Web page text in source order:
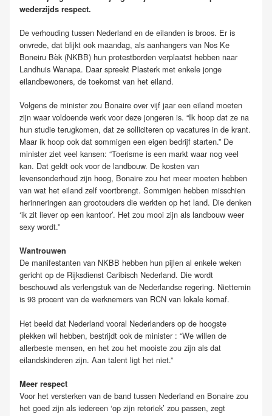
wederzijds respect.
De verhouding tussen Nederland en de eilanden is broos. Er is
onvrede, dat blijkt ook maandag, als aanhangers van Nos Ke
Boneiru Bèk (NKBB) hun protestborden verplaatst hebben naar
Landhuis Wanapa. Daar spreekt Plasterk met enkele jonge
eilandbewoners, de toekomst van het eiland.
Volgens de minister zou Bonaire over vijf jaar een eiland moeten
zijn waar voldoende werk voor deze jongeren is. “Ik hoop dat ze na
hun studie terugkomen, dat ze solliciteren op vacatures in de krant.
Maar ik hoop ook dat sommigen een eigen bedrijf starten.” De
minister ziet veel kansen: “Toerisme is een markt waar nog veel
kan. Dat geldt ook voor de landbouw. De kosten van
levensonderhoud zijn hoog, Bonaire zou het meer moeten hebben
van wat het eiland zelf voortbrengt. Sommigen hebben misschien
herinneringen aan grootouders die werkten op het land. Die denken
‘ik zit liever op een kantoor’. Het zou mooi zijn als landbouw weer
sexy wordt.”
Wantrouwen
De manifestanten van NKBB hebben hun pijlen al enkele weken
gericht op de Rijksdienst Caribisch Nederland. Die wordt
beschouwd als verlengstuk van de Nederlandse regering. Niettemin
is 93 procent van de werknemers van RCN van lokale komaf.
Het beeld dat Nederland vooral Nederlanders op de hoogste
plekken wil hebben, bestrijdt ook de minister : “We willen de
allerbeste mensen, en het zou het mooiste zou zijn als dat
eilandskinderen zijn. Aan talent ligt het niet.”
Meer respect
Voor het versterken van de band tussen Nederland en Bonaire zou
het goed zijn als iedereen ‘op zijn retoriek’ zou passen, zegt